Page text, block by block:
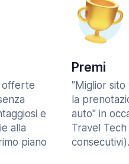
offerte
e
alla
piano
Premi
"Miglior
la
auto" in
Travel
consecutivi).